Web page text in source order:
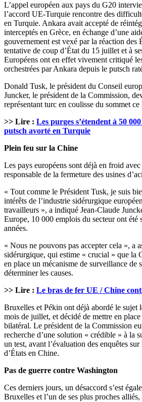
L’appel européen aux pays du G20
l’accord UE-Turquie rencontre des
en Turquie. Ankara avait accepté de
interceptés en Grèce, en échange d’une
gouvernement est vexé par la réaction des
tentative de coup d’État du 15 juillet et à
Européens ont en effet vivement critiqué
orchestrées par Ankara depuis le putsch
Donald Tusk, le président du Conseil
Juncker, le président de la Commission,
représentant turc en coulisse du sommet
>> Lire : Les purges s’étendent à 50
putsch avorté en Turquie
Plein feu sur la Chine
Les pays européens sont déjà en froid
responsable de la fermeture des usines
« Tout comme le Président Tusk, je suis
intérêts de l’industrie sidérurgique
travailleurs », a indiqué Jean-Claude
Europe, 10 000 emplois du secteur ont été
années.
« Nous ne pouvons pas accepter cela », a
sidérurgique, qui estime « crucial » que la
en place un mécanisme de surveillance de
déterminer les causes.
>> Lire : Le bras de fer UE / Chine
Bruxelles et Pékin ont déjà abordé le sujet
mois de juillet, et décidé de mettre en
bilatéral. Le président de la Commission
recherche d’une solution « crédible » à la
un test, avant l’évaluation des enquêtes
d’États en Chine.
Pas de guerre contre Washington
Ces derniers jours, un désaccord s’est
Bruxelles et l’un de ses plus proches